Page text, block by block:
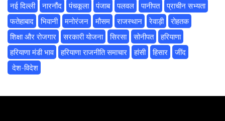
नई दिल्ली
नारनौंद पंचकूला पंजाब पलवल पानीपत
प्राचीन सभ्यता
फतेहाबाद
भिवानी मनोरंजन मौसम राजस्थान रेवाड़ी
रोहतक
शिक्षा और रोजगार
सरकारी योजना सिरसा सोनीपत
हरियाणा
हरियाणा मंडी भाव
हरियाणा राजनीति समाचार हांसी हिसार
‌जींद
‌ देश-विदेश